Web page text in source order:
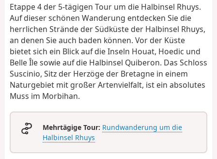
t
o
Etappe 4 der 5-tägigen Tour um die Halbinsel Rhuys.
Auf dieser schönen Wanderung entdecken Sie die
herrlichen Strände der Südküste der Halbinsel Rhuys,
an denen Sie auch baden können. Vor der Küste
bietet sich ein Blick auf die Inseln Houat, Hoedic und
Belle Île sowie auf die Halbinsel Quiberon. Das Schloss
Suscinio, Sitz der Herzöge der Bretagne in einem
Naturgebiet mit großer Artenvielfalt, ist ein absolutes
Muss im Morbihan.
Mehrtägige Tour: Rundwanderung um die
Halbinsel Rhuys